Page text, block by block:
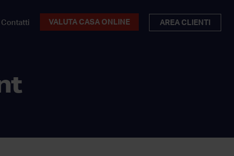
Contatti VALUTA CASA ONLINE AREA CLIENTI